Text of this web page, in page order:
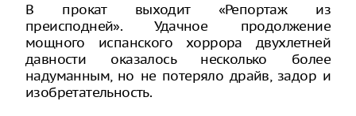
В прокат выходит «Репортаж из
преисподней». Удачное продолжение
мощного испанского хоррора двухлетней
давности оказалось несколько более
надуманным, но не потеряло драйв, задор и
изобретательность.